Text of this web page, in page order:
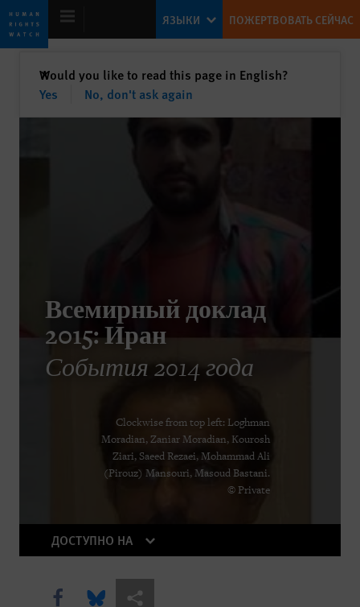
Skip
to
cookie
privacy
Skip
to
main
content
World Report 2015
Internet en la encrucijada
Deadly Cargo
World Report 2015: North Korea
ЯЗЫКИ ПОЖЕРТВОВАТЬ СЕЙЧАС
Would you like to read this page in English?
Yes
No, don't ask again
✕закрыть
Всемирный доклад
2015: Иран
События 2014 года
Clockwise from top left: Loghman
Moradian, Zaniar Moradian, Kourosh
Ziari, Saeed Rezaei, Mohammad Ali
(Pirouz) Mansouri, Masoud Bastani.
© Private
ДОСТУПНО НА
Share this via Facebook
Share this via Bluesky
Share this via Поделиться